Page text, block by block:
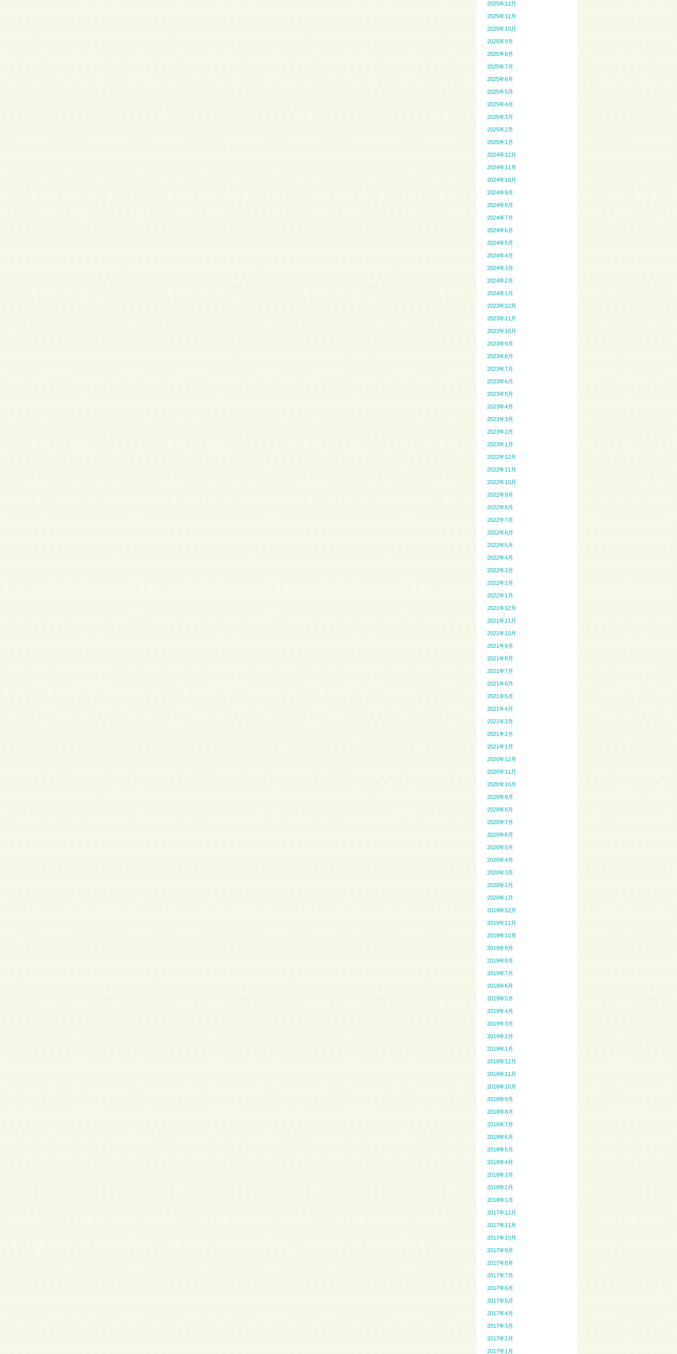
2025年12月
2025年11月
2025年10月
2025年9月
2025年8月
2025年7月
2025年6月
2025年5月
2025年4月
2025年3月
2025年2月
2025年1月
2024年12月
2024年11月
2024年10月
2024年9月
2024年8月
2024年7月
2024年6月
2024年5月
2024年4月
2024年3月
2024年2月
2024年1月
2023年12月
2023年11月
2023年10月
2023年9月
2023年8月
2023年7月
2023年6月
2023年5月
2023年4月
2023年3月
2023年2月
2023年1月
2022年12月
2022年11月
2022年10月
2022年9月
2022年8月
2022年7月
2022年6月
2022年5月
2022年4月
2022年3月
2022年2月
2022年1月
2021年12月
2021年11月
2021年10月
2021年9月
2021年8月
2021年7月
2021年6月
2021年5月
2021年4月
2021年3月
2021年2月
2021年1月
2020年12月
2020年11月
2020年10月
2020年9月
2020年8月
2020年7月
2020年6月
2020年5月
2020年4月
2020年3月
2020年2月
2020年1月
2019年12月
2019年11月
2019年10月
2019年9月
2019年8月
2019年7月
2019年6月
2019年5月
2019年4月
2019年3月
2019年2月
2019年1月
2018年12月
2018年11月
2018年10月
2018年9月
2018年8月
2018年7月
2018年6月
2018年5月
2018年4月
2018年3月
2018年2月
2018年1月
2017年12月
2017年11月
2017年10月
2017年9月
2017年8月
2017年7月
2017年6月
2017年5月
2017年4月
2017年3月
2017年2月
2017年1月